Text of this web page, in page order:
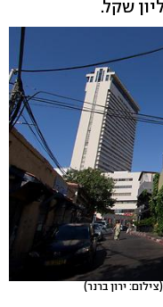
(צילום: ירון ברנר)